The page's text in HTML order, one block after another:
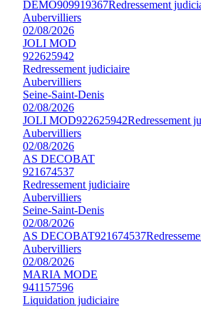
DEMO909919367Redressement
Aubervilliers
02/08/2026
JOLI MOD
922625942
Redressement judiciaire
Aubervilliers
Seine-Saint-Denis
02/08/2026
JOLI MOD922625942Redressement
Aubervilliers
02/08/2026
AS DECOBAT
921674537
Redressement judiciaire
Aubervilliers
Seine-Saint-Denis
02/08/2026
AS DECOBAT921674537
Aubervilliers
02/08/2026
MARIA MODE
941157596
Liquidation judiciaire